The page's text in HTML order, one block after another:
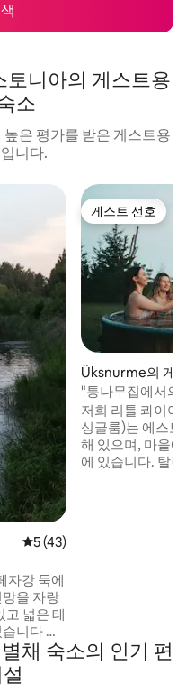
토니아의 게스트용
소
은 평가를 받은 게스트용
니다.
평점 5점(5점 만점), 후기 43
5 (43)
자강 둑에
을 자랑
고 넓은 테
니다 이
으로 휴
함. 야외
게스트 선호
게스트 선호
Üksnurme의 게스
"통나무집에서의
저희 리틀 콰이어
싱글룸)는 에스토
해 있으며, 마을에
에 있습니다. 탈린
채 숙소의 인기 편